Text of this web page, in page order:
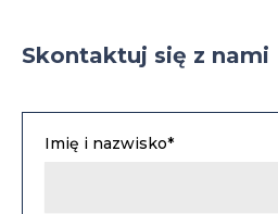
Skontaktuj się z nami
Imię i nazwisko*